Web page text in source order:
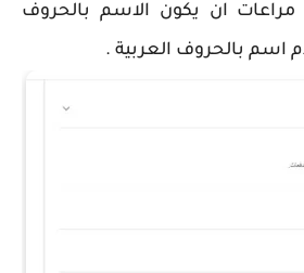
ان يكون الاسم بالحروف
اسم بالحروف العربية .